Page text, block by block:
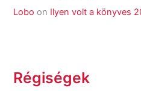
Lobo on Ilyen volt a könyves
Régiségek